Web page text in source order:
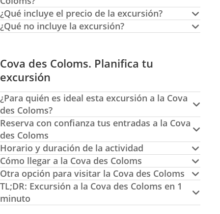
¿Qué incluye el precio de la excursión?
¿Qué no incluye la excursión?
Cova des Coloms. Planifica tu
excursión
¿Para quién es ideal esta excursión a la Cova
des Coloms?
Reserva con confianza tus entradas a la Cova
des Coloms
Horario y duración de la actividad
Cómo llegar a la Cova des Coloms
Otra opción para visitar la Cova des Coloms
TL;DR: Excursión a la Cova des Coloms en 1
minuto